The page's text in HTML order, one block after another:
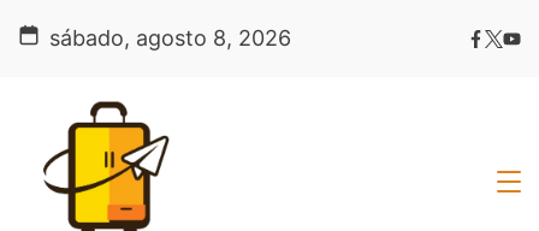
sábado, agosto 8, 2026